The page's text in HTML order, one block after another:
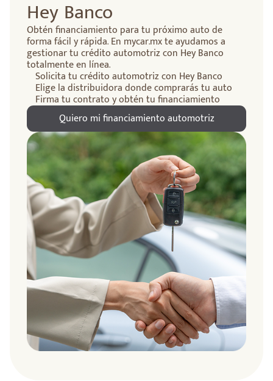
Hey Banco
Obtén financiamiento para tu próximo auto de
forma fácil y rápida. En mycar.mx te ayudamos a
gestionar tu crédito automotriz con Hey Banco
totalmente en línea.
Solicita tu crédito automotriz con Hey Banco
Elige la distribuidora donde comprarás tu auto
Firma tu contrato y obtén tu financiamiento
Quiero mi financiamiento automotriz